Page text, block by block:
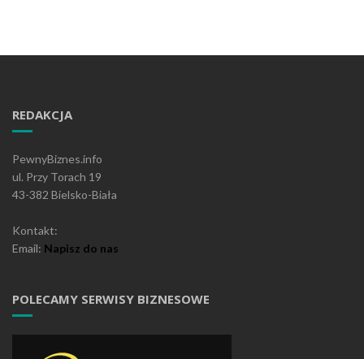
REDAKCJA
PewnyBiznes.info
ul. Przy Torach 19
43-382 Bielsko-Biała
Kontakt:
Email: Napisz do nas
POLECAMY SERWISY BIZNESOWE